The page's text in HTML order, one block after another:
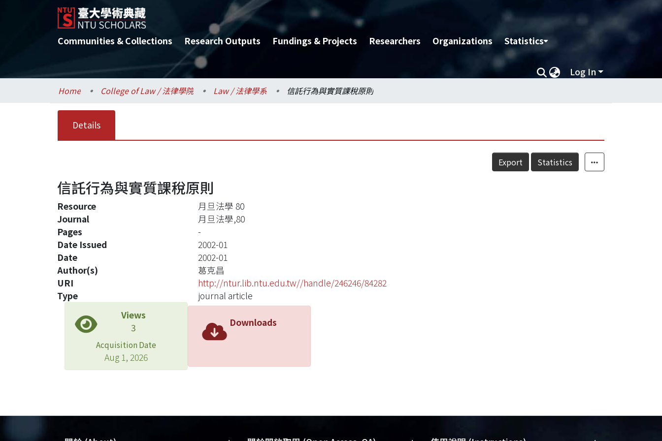
Communities & Collections Research Outputs Fundings & Projects Researchers Organizations Statistics
Log In
Home College of Law / 法律學院 Law / 法律學系 信託行為與實質課稅原則
Details
Export Statistics
信託行為與實質課稅原則
Resource
月旦法學 80
Journal
月旦法學,80
Pages
-
Date Issued
2002-01
Date
2002-01
Author(s)
葛克昌
URI
http://ntur.lib.ntu.edu.tw//handle/246246/84282
Type
journal article
Views
3
Acquisition Date
Aug 1, 2026
Downloads